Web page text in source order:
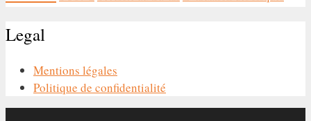
Legal
Mentions légales
Politique de confidentialité